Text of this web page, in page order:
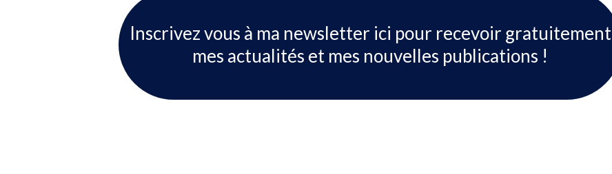
Inscrivez vous à ma newsletter ici pour recevoir gratuitement
mes actualités et mes nouvelles publications !